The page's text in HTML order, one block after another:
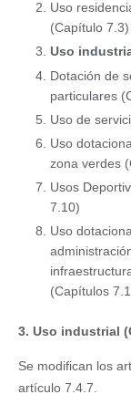
Uso
(Capítulo 7.3)
Uso
Dotación de
particulares
Uso de
Uso
zona verdes
Usos
7.10)
Uso
(Capítulos
3. Uso industrial
Se modifican los
artículo 7.4.7.